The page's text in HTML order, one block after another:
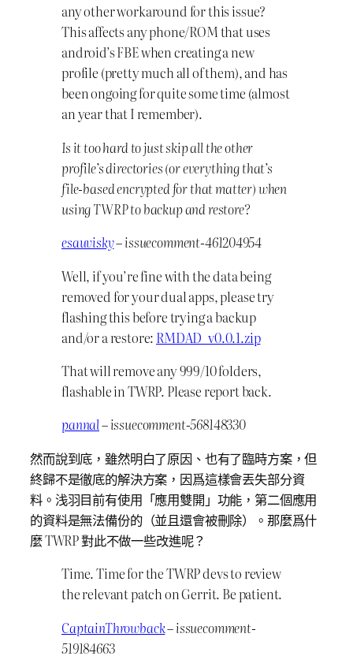
any other workaround for this issue?
This affects any phone/ROM that uses
android’s FBE when creating a new
profile (pretty much all of them), and has
been ongoing for quite some time (almost
an year that I remember).
Is it too hard to just skip all the other
profile’s directories (or everything that’s
file-based encrypted for that matter) when
using TWRP to backup and restore?
esauvisky– issuecomment-461204954
Well, if you’re fine with the data being
removed for your dual apps, please try
flashing this before trying a backup
and/or a restore: RMDAD_v0.0.1.zip
That will remove any 999/10 folders,
flashable in TWRP. Please report back.
pannal– issuecomment-568148330
然而說到底，雖然明白了原因、也有了臨時方案，但
終歸不是徹底的解決方案，因爲這樣會丟失部分資
料。浅羽目前有使用「應用雙開」功能，第二個應用
的資料是無法備份的（並且還會被刪除）。那麼爲什
麼 TWRP 對此不做一些改進呢？
Time. Time for the TWRP devs to review
the relevant patch on Gerrit. Be patient.
CaptainThrowback– issuecomment-
519184663